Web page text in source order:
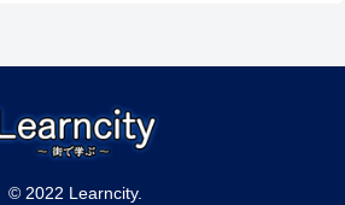
© 2022 Learncity.